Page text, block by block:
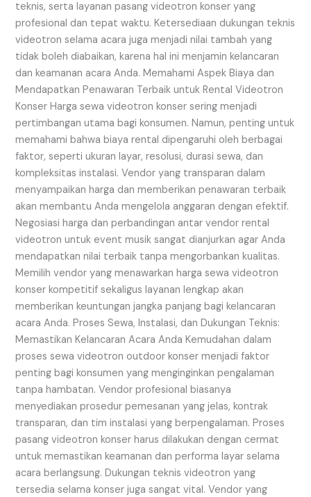
teknis, serta layanan pasang videotron konser yang
profesional dan tepat waktu. Ketersediaan dukungan teknis
videotron selama acara juga menjadi nilai tambah yang
tidak boleh diabaikan, karena hal ini menjamin kelancaran
dan keamanan acara Anda. Memahami Aspek Biaya dan
Mendapatkan Penawaran Terbaik untuk Rental Videotron
Konser Harga sewa videotron konser sering menjadi
pertimbangan utama bagi konsumen. Namun, penting untuk
memahami bahwa biaya rental dipengaruhi oleh berbagai
faktor, seperti ukuran layar, resolusi, durasi sewa, dan
kompleksitas instalasi. Vendor yang transparan dalam
menyampaikan harga dan memberikan penawaran terbaik
akan membantu Anda mengelola anggaran dengan efektif.
Negosiasi harga dan perbandingan antar vendor rental
videotron untuk event musik sangat dianjurkan agar Anda
mendapatkan nilai terbaik tanpa mengorbankan kualitas.
Memilih vendor yang menawarkan harga sewa videotron
konser kompetitif sekaligus layanan lengkap akan
memberikan keuntungan jangka panjang bagi kelancaran
acara Anda. Proses Sewa, Instalasi, dan Dukungan Teknis:
Memastikan Kelancaran Acara Anda Kemudahan dalam
proses sewa videotron outdoor konser menjadi faktor
penting bagi konsumen yang menginginkan pengalaman
tanpa hambatan. Vendor profesional biasanya
menyediakan prosedur pemesanan yang jelas, kontrak
transparan, dan tim instalasi yang berpengalaman. Proses
pasang videotron konser harus dilakukan dengan cermat
untuk memastikan keamanan dan performa layar selama
acara berlangsung. Dukungan teknis videotron yang
tersedia selama konser juga sangat vital. Vendor yang